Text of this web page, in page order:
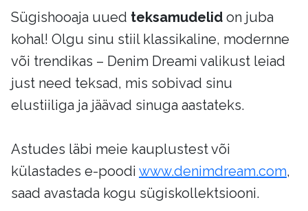
Sügishooaja uued teksamudelid on juba
kohal! Olgu sinu stiil klassikaline, modernne
või trendikas – Denim Dreami valikust leiad
just need teksad, mis sobivad sinu
elustiiliga ja jäävad sinuga aastateks.
Astudes läbi meie kauplustest või
külastades e-poodi www.denimdream.com,
saad avastada kogu sügiskollektsiooni.